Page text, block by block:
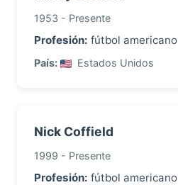
1953 - Presente
Profesión: fútbol americano
País: Estados Unidos
Nick Coffield
1999 - Presente
Profesión: fútbol americano